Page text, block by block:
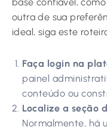
base confiável,
outra de sua
ideal, siga este
Faça login na
painel
conteúdo ou
Localize a seção
Normalmente, há